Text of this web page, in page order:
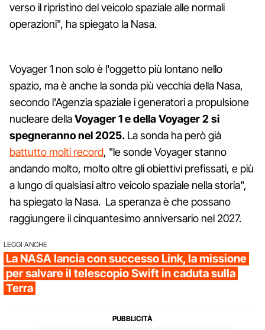
verso il ripristino del veicolo spaziale alle normali
operazioni", ha spiegato la Nasa.
Voyager 1 non solo è l'oggetto più lontano nello
spazio, ma è anche la sonda più vecchia della Nasa,
secondo l'Agenzia spaziale i generatori a propulsione
nucleare dellaVoyager 1 e della Voyager 2 si
spegneranno nel 2025. La sonda ha però già
battutto molti record, "le sonde Voyager stanno
andando molto, molto oltre gli obiettivi prefissati, e più
a lungo di qualsiasi altro veicolo spaziale nella storia",
ha spiegato la Nasa. La speranza è che possano
raggiungere il cinquantesimo anniversario nel 2027.
LEGGI ANCHE
La NASA lancia con successo Link, la missione
per salvare il telescopio Swift in caduta sulla
Terra